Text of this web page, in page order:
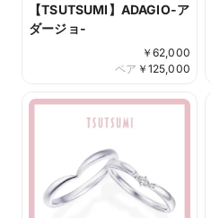
【TSUTSUMI】ADAGIO-ア
ダージョ-
￥ 62,000
￥ 125,000
ペア